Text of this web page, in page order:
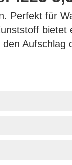
Perfekt für
bietet
Aufschlag